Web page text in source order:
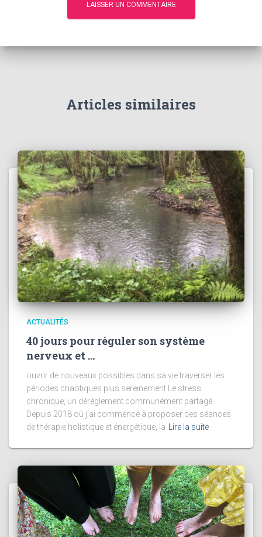
Articles similaires
ACTUALITÉS
40 jours pour réguler son système
nerveux et …
ouvrir de nouveaux possibles dans sa vie traverser les
périodes chaotiques plus sereinement Le stress
chronique, un dérèglement communément partagé
Depuis 2018 où j’ai commencé à proposer des séances
de thérapie holistique et énergétique, la
Lire la suite